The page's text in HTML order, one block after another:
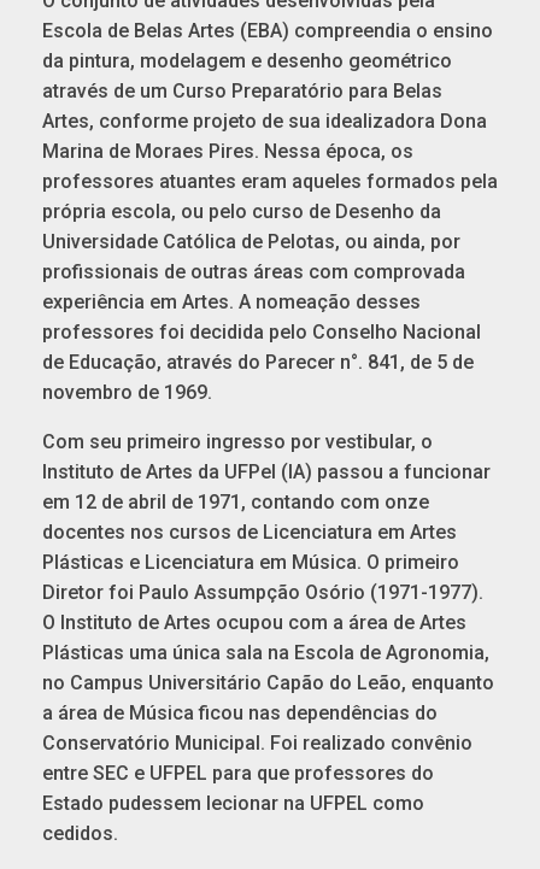
Escola de Belas Artes (EBA) compreendia o ensino
da pintura, modelagem e desenho geométrico
através de um Curso Preparatório para Belas
Artes, conforme projeto de sua idealizadora Dona
Marina de Moraes Pires. Nessa época, os
professores atuantes eram aqueles formados pela
própria escola, ou pelo curso de Desenho da
Universidade Católica de Pelotas, ou ainda, por
profissionais de outras áreas com comprovada
experiência em Artes. A nomeação desses
professores foi decidida pelo Conselho Nacional
de Educação, através do Parecer n°. 841, de 5 de
novembro de 1969.
Com seu primeiro ingresso por vestibular, o
Instituto de Artes da UFPel (IA) passou a funcionar
em 12 de abril de 1971, contando com onze
docentes nos cursos de Licenciatura em Artes
Plásticas e Licenciatura em Música. O primeiro
Diretor foi Paulo Assumpção Osório (1971-1977).
O Instituto de Artes ocupou com a área de Artes
Plásticas uma única sala na Escola de Agronomia,
no Campus Universitário Capão do Leão, enquanto
a área de Música ficou nas dependências do
Conservatório Municipal. Foi realizado convênio
entre SEC e UFPEL para que professores do
Estado pudessem lecionar na UFPEL como
cedidos.